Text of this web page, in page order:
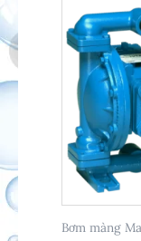
Bơm màng